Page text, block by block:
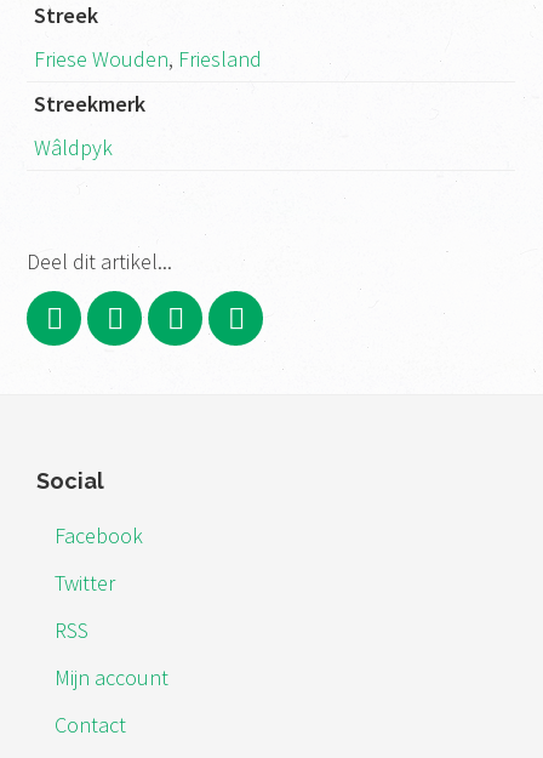
Streek
Friese Wouden, Friesland
Streekmerk
Wâldpyk
Deel dit artikel...
Footer
Social
Facebook
Twitter
RSS
Mijn account
Contact